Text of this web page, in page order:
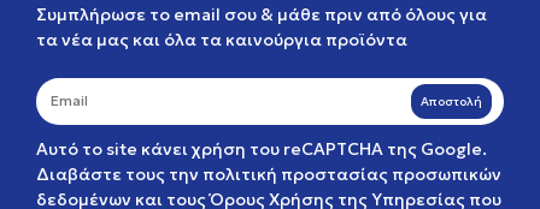
Συμπλήρωσε το email σου & μάθε πριν από όλους για
τα νέα μας και όλα τα καινούργια προϊόντα
Αποστολή
Αυτό το site κάνει χρήση του reCAPTCHA της Google.
Διαβάστε τους την πολιτική προστασίας προσωπικών
δεδομένων και τουςΌρους Χρήσης της Υπηρεσίας που